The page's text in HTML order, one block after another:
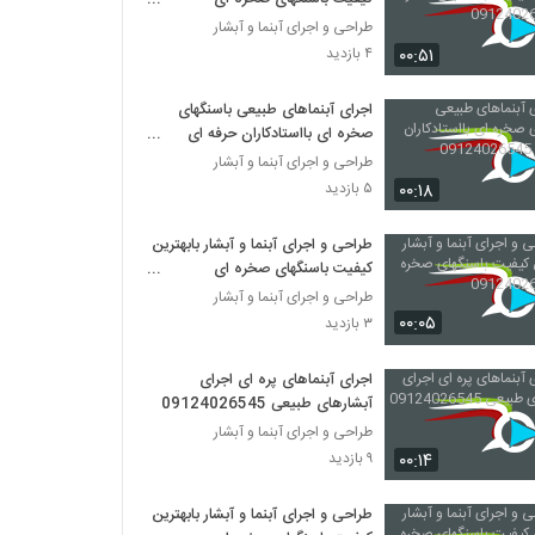
۰۰:۵۱
09124026545
طراحی و اجرای آبنما و آبشار
۴ بازدید
۰۰:۱۸
اجرای آبنماهای طبیعی باسنگهای
صخره ای بااستادکاران حرفه ای
09124026545
طراحی و اجرای آبنما و آبشار
۵ بازدید
۰۰:۰۵
طراحی و اجرای آبنما و آبشار بابهترین
کیفیت باسنگهای صخره ای
09124026545
طراحی و اجرای آبنما و آبشار
۳ بازدید
۰۰:۱۴
اجرای آبنماهای پره ای اجرای
آبشارهای طبیعی 09124026545
طراحی و اجرای آبنما و آبشار
۹ بازدید
طراحی و اجرای آبنما و آبشار بابهترین